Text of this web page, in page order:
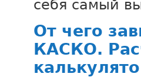
себя самый
От чего
КАСКО.